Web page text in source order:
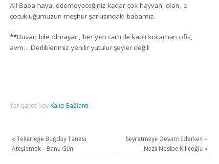
Ali Baba hayal edemeyeceğiniz kadar çok hayvanı olan, o
çocukluğumuzun meşhur şarkısındaki babamız.
**Duvarı bile olmayan, her yeri cam ile kaplı kocaman ofis,
avm… Dediklerimiz yenilir yutulur şeyler değil!
Yer işareti koy Kalıcı Bağlantı.
« Tekerleğe Buğday Tanesi
Ateşlemek – Banu Gün
Seyretmeye Devam Ederken –
Nazlı Nesibe Kılıçoğlu »